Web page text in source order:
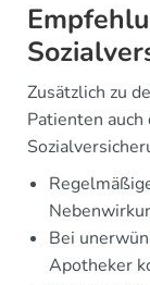
Zusätzlich zu
Patienten
Bei
Apotheker